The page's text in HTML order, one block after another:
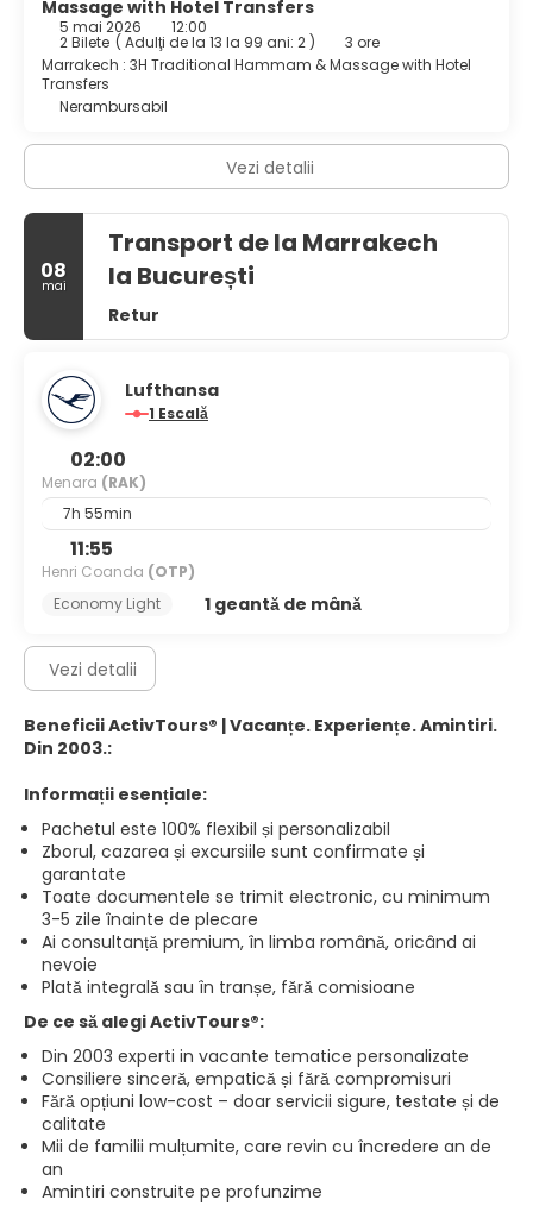
Massage with Hotel Transfers
5 mai 2026 12:00
2 Bilete ( Adulţi de la 13 la 99 ani: 2 )
3 ore
Marrakech : 3H Traditional Hammam & Massage with Hotel
Transfers
Nerambursabil
Vezi detalii
08
mai
Transport de la Marrakech
la București
Retur
Lufthansa
1 Escală
02:00
Menara (RAK)
7h 55min
11:55
Henri Coanda (OTP)
Economy Light
1 geantă de mână
Vezi detalii
Beneficii ActivTours® | Vacanțe. Experiențe. Amintiri.
Din 2003.:
Informații esențiale:
Pachetul este 100% flexibil și personalizabil
Zborul, cazarea și excursiile sunt confirmate și
garantate
Toate documentele se trimit electronic, cu minimum
3-5 zile înainte de plecare
Ai consultanță premium, în limba română, oricând ai
nevoie
Plată integrală sau în tranșe, fără comisioane
De ce să alegi ActivTours®:
Din 2003 experti in vacante tematice personalizate
Consiliere sinceră, empatică și fără compromisuri
Fără opțiuni low-cost – doar servicii sigure, testate și de
calitate
Mii de familii mulțumite, care revin cu încredere an de
an
Amintiri construite pe profunzime